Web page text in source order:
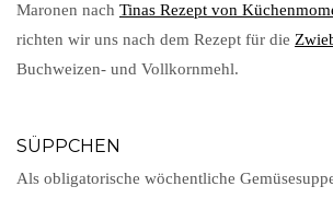
Maronen nach Tinas Rezept von
richten wir uns nach dem Rezept für die
Buchweizen- und Vollkornmehl.
SÜPPCHEN
Als obligatorische wöchentliche